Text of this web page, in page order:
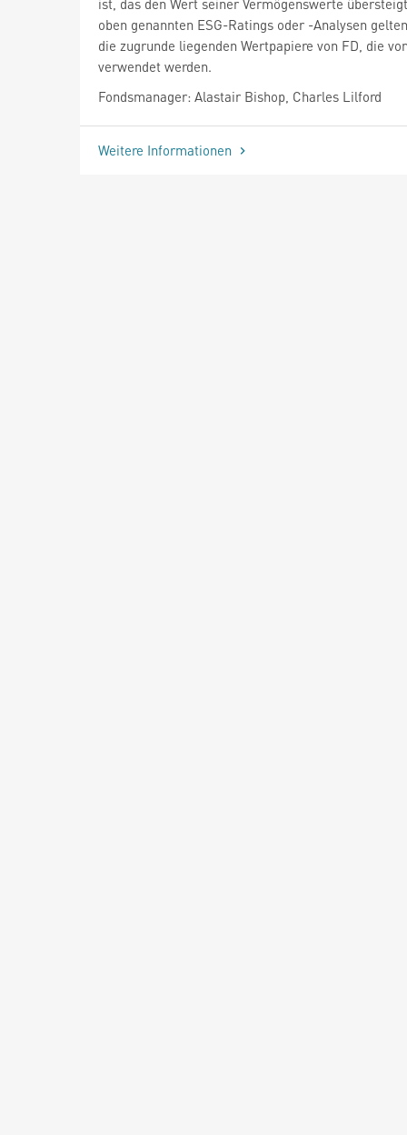
oben genannten ESG-Ratings oder -Analysen
die zugrunde liegenden Wertpapiere von FD, die
verwendet werden.
Fondsmanager: Alastair Bishop, Charles Lilford
Weitere Informationen